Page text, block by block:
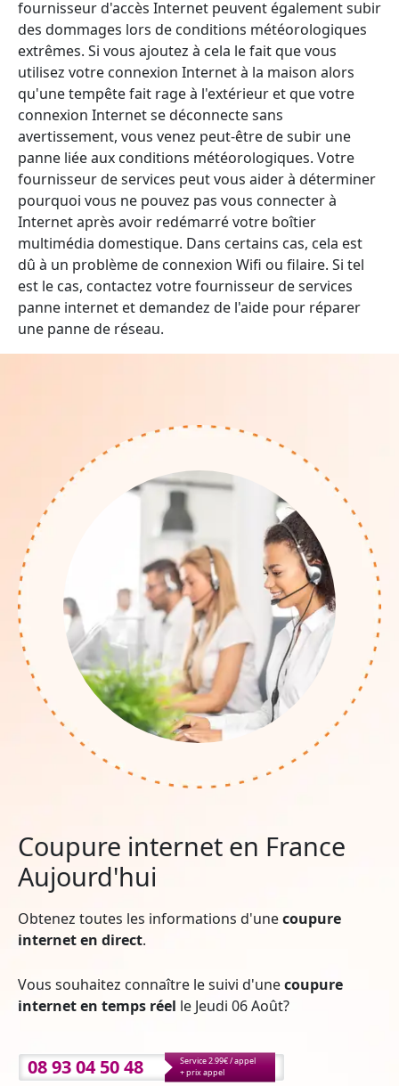
fournisseur d'accès Internet peuvent également subir
des dommages lors de conditions météorologiques
extrêmes. Si vous ajoutez à cela le fait que vous
utilisez votre connexion Internet à la maison alors
qu'une tempête fait rage à l'extérieur et que votre
connexion Internet se déconnecte sans
avertissement, vous venez peut-être de subir une
panne liée aux conditions météorologiques. Votre
fournisseur de services peut vous aider à déterminer
pourquoi vous ne pouvez pas vous connecter à
Internet après avoir redémarré votre boîtier
multimédia domestique. Dans certains cas, cela est
dû à un problème de connexion Wifi ou filaire. Si tel
est le cas, contactez votre fournisseur de services
panne internet et demandez de l'aide pour réparer
une panne de réseau.
Coupure internet en France
Aujourd'hui
Obtenez toutes les informations d'unecoupure
internet en direct.
Vous souhaitez connaître le suivi d'unecoupure
internet en temps réel le Jeudi 06 Août?
08 93 04 50 48
Service 2.99€ / appel
+ prix appel